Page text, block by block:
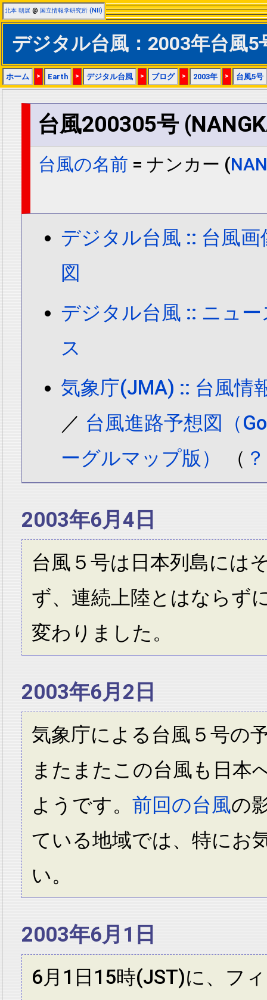
北本 朝展 @ 国立情報学研究所 (NII)
デジタル台風：2003年台風5
ホーム > Earth > デジタル台風 > ブログ > 2003年 > 台風5号
台風200305号
台風の名前 = ナンカー (
デジタル台風 :: 台風
図
デジタル台風 :: ニュ
ス
気象庁(JMA) :: 台風情
／ 台風進路予想図（
ーグルマップ版）
（ ？
2003年6月4日
台風５号は日本列島には
ず、連続上陸とはならず
変わりました。
2003年6月2日
気象庁による台風５号の
またまたこの台風も日本
ようです。 前回の台風の
ている地域では、特にお
い。
2003年6月1日
6月1日15時(JST)に、フ